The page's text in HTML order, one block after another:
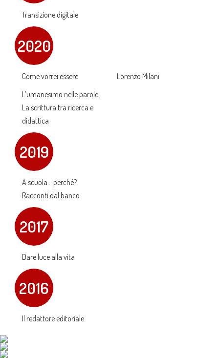
Transizione digitale
2020
Come vorrei essere
Lorenzo Milani
L’umanesimo nelle parole.
La scrittura tra ricerca e
didattica
2019
A scuola... perché?
Racconti dal banco
2017
Dare luce alla vita
2016
Il redattore editoriale